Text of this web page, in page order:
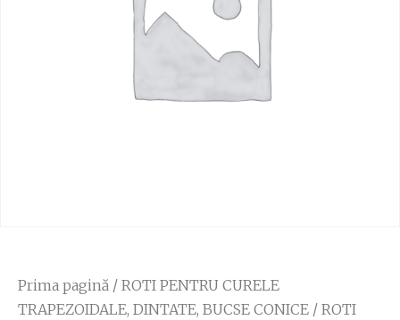
Prima pagină / ROTI PENTRU CURELE
TRAPEZOIDALE, DINTATE, BUCSE CONICE / ROTI